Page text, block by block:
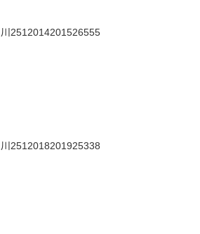
川2512014201526555
川2512018201925338